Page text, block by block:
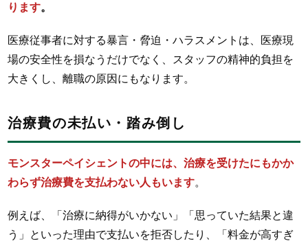
ります。
医療従事者に対する暴言・脅迫・ハラスメントは、医療現
場の安全性を損なうだけでなく、スタッフの精神的負担を
大きくし、離職の原因にもなります。
治療費の未払い・踏み倒し
モンスターペイシェントの中には、治療を受けたにもかか
わらず治療費を支払わない人もいます。
例えば、「治療に納得がいかない」「思っていた結果と違
う」といった理由で支払いを拒否したり、「料金が高すぎ